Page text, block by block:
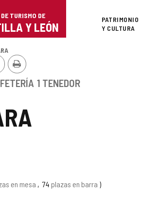
TURISMO DE
Y LEÓN
Superior
PATRIMONIO
Y CULTURA
Imprimir
1 TENEDOR
en mesa 74 plazas en barra